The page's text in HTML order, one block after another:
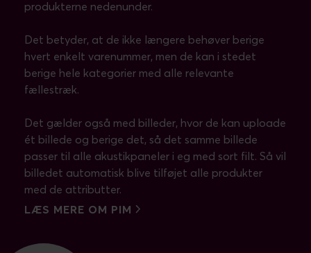
produkterne nedenunder.
Det betyder, at de ikke længere behøver berige
hvert enkelt varenummer, men de kan i stedet
berige hele kategorier med alle relevante
fællestræk.
Det gælder også med billeder, hvor de kan uploade
ét billede og berige det, så det samme billede
passer til alle akustikpaneler i eg med sort filt. Så vil
billedet automatisk blive tilføjet alle produkter
med de attributter.
LÆS MERE OM PIM